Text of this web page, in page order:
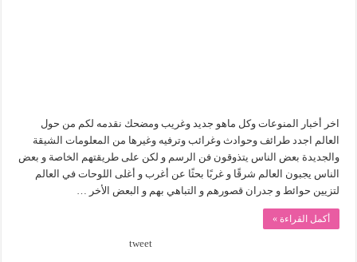
اخر أخبار المنوعات وكل ماهو جديد وغريب ومضحك نقدمه لكم من حول
العالم اجدد طرائف وحوادث وغرائب وترفيه وغيرها من المعلومات الشيقة
والجديدة بعض الناس يتذوقون فن الرسم و لكن على طريقتهم الخاصة و بعض
الناس يجبون العالم شرقًا و غربًا بحثًا عن أغرب و أغلى اللوحات في العالم
لتزيين حوائط و جدران قصورهم و التباهي بهم و البعض الأخر …
أكمل القراءة »
tweet